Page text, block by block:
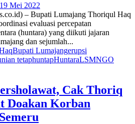
19 Mei 2022
– Bupati Lumajang Thoriqul Haq
evaluasi percepatan
(huntara) yang diikuti jajaran
dan sejumlah...
Bupati Lumajangerupsi
tetaphuntapHuntaraLSMNGO
Cak Thoriq
Doakan Korban